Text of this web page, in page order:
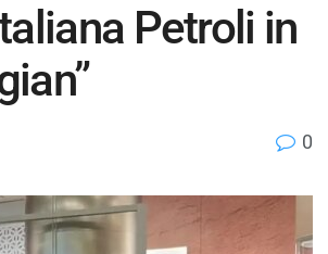
Petroli in
0